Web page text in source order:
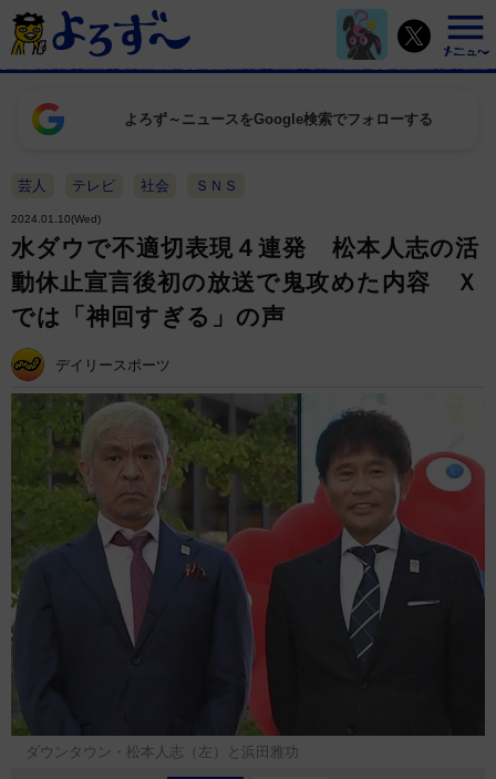
よろず～ニュースをGoogle検索でフォローする
芸人 テレビ 社会 ＳＮＳ
2024.01.10(Wed)
水ダウで不適切表現４連発 松本人志の活
動休止宣言後初の放送で鬼攻めた内容 Ｘ
では「神回すぎる」の声
デイリースポーツ
ダウンタウン・松本人志（左）と浜田雅功